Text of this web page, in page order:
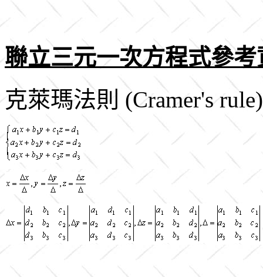
聯立三元一次方程式參
克萊瑪法則 (Cramer's rule)